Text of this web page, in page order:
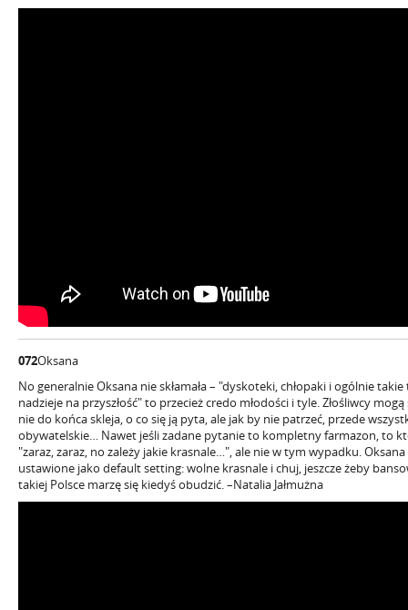
072Oksana
No generalnie Oksana nie skłamała – "dyskoteki, chłopaki i ogólnie
nadzieje na przyszłość" to przecież credo młodości i tyle. Złośliwcy
nie do końca skleja, o co się ją pyta, ale jak by nie patrzeć, przede
obywatelskie… Nawet jeśli zadane pytanie to kompletny farmazon, to
"zaraz, zaraz, no zależy jakie krasnale…", ale nie w tym wypadku.
ustawione jako default setting: wolne krasnale i chuj, jeszcze żeby
takiej Polsce marzę się kiedyś obudzić. –Natalia Jałmużna